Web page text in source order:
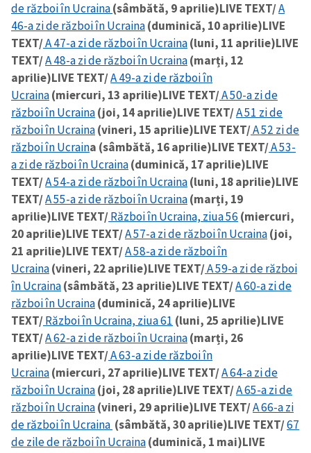
de război în Ucraina(sâmbătă, 9 aprilie)LIVE TEXT/A
46-a zi de război în Ucraina(duminică, 10 aprilie)LIVE
TEXT/A 47-a zi de război în Ucraina(luni, 11 aprilie)LIVE
TEXT/A 48-a zi de război în Ucraina(marți, 12
aprilie)LIVE TEXT/A 49-a zi de război în
Ucraina(miercuri, 13 aprilie)LIVE TEXT/A 50-a zi de
război în Ucraina(joi, 14 aprilie)LIVE TEXT/A 51 zi de
război în Ucraina(vineri, 15 aprilie)LIVE TEXT/A 52 zi de
război în Ucraina (sâmbătă, 16 aprilie)LIVE TEXT/A 53-
a zi de război în Ucraina(duminică, 17 aprilie)LIVE
TEXT/A 54-a zi de război în Ucraina(luni, 18 aprilie)LIVE
TEXT/A 55-a zi de război în Ucraina(marți, 19
aprilie)LIVE TEXT/Război în Ucraina, ziua 56 (miercuri,
20 aprilie)LIVE TEXT/A 57-a zi de război în Ucraina(joi,
21 aprilie)LIVE TEXT/A 58-a zi de război în
Ucraina(vineri, 22 aprilie)LIVE TEXT/A 59-a zi de război
în Ucraina(sâmbătă, 23 aprilie)LIVE TEXT/A 60-a zi de
război în Ucraina(duminică, 24 aprilie)LIVE
TEXT/Război în Ucraina, ziua 61 (luni, 25 aprilie)LIVE
TEXT/A 62-a zi de război în Ucraina(marți, 26
aprilie)LIVE TEXT/A 63-a zi de război în
Ucraina(miercuri, 27 aprilie)LIVE TEXT/A 64-a zi de
război în Ucraina(joi, 28 aprilie)LIVE TEXT/A 65-a zi de
război în Ucraina(vineri, 29 aprilie)LIVE TEXT/A 66-a zi
de război în Ucraina (sâmbătă, 30 aprilie)LIVE TEXT/67
de zile de război în Ucraina(duminică, 1 mai)LIVE
ȘTIREA MEA
Titlu știre
+ Adaugă titlu
Fotografie
+ Încarcă imagine
Link media
+ Link media
Mesajul știrei
+ Mesajul știrei